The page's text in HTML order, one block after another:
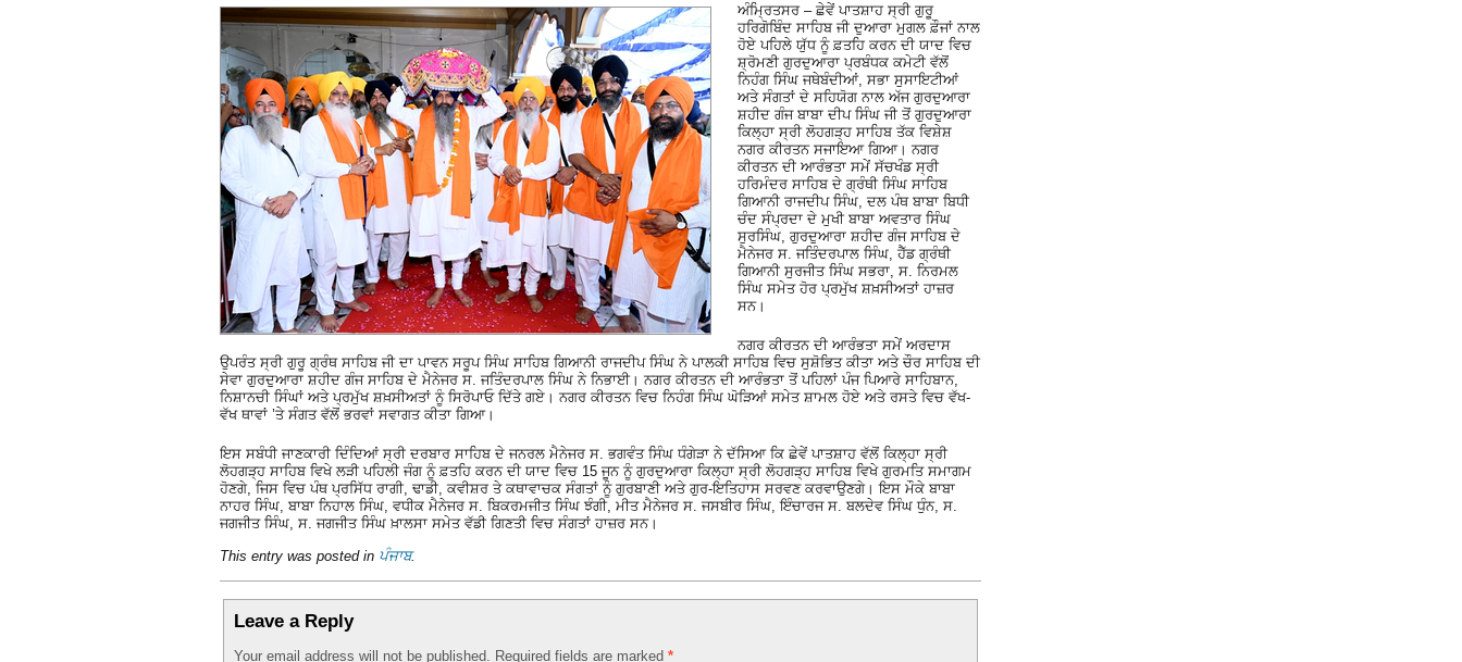
ਅੰਮ੍ਰਿਤਸਰ – ਛੇਵੇਂ ਪਾਤਸ਼ਾਹ ਸ੍ਰੀ ਗੁਰੂ
ਹਰਿਗੋਬਿੰਦ ਸਾਹਿਬ ਜੀ ਦੁਆਰਾ ਮੁਗਲ ਫ਼ੌਜਾਂ ਨਾਲ
ਹੋਏ ਪਹਿਲੇ ਯੁੱਧ ਨੂੰ ਫ਼ਤਹਿ ਕਰਨ ਦੀ ਯਾਦ ਵਿਚ
ਸ਼੍ਰੋਮਣੀ ਗੁਰਦੁਆਰਾ ਪ੍ਰਬੰਧਕ ਕਮੇਟੀ ਵੱਲੋਂ
ਨਿਹੰਗ ਸਿੰਘ ਜਥੇਬੰਦੀਆਂ, ਸਭਾ ਸੁਸਾਇਟੀਆਂ
ਅਤੇ ਸੰਗਤਾਂ ਦੇ ਸਹਿਯੋਗ ਨਾਲ ਅੱਜ ਗੁਰਦੁਆਰਾ
ਸ਼ਹੀਦ ਗੰਜ ਬਾਬਾ ਦੀਪ ਸਿੰਘ ਜੀ ਤੋਂ ਗੁਰਦੁਆਰਾ
ਕਿਲ੍ਹਾ ਸ੍ਰੀ ਲੋਹਗੜ੍ਹ ਸਾਹਿਬ ਤੱਕ ਵਿਸ਼ੇਸ਼
ਨਗਰ ਕੀਰਤਨ ਸਜਾਇਆ ਗਿਆ। ਨਗਰ
ਕੀਰਤਨ ਦੀ ਆਰੰਭਤਾ ਸਮੇਂ ਸੱਚਖੰਡ ਸ੍ਰੀ
ਹਰਿਮੰਦਰ ਸਾਹਿਬ ਦੇ ਗ੍ਰੰਥੀ ਸਿੰਘ ਸਾਹਿਬ
ਗਿਆਨੀ ਰਾਜਦੀਪ ਸਿੰਘ, ਦਲ ਪੰਥ ਬਾਬਾ ਬਿਧੀ
ਚੰਦ ਸੰਪ੍ਰਦਾ ਦੇ ਮੁਖੀ ਬਾਬਾ ਅਵਤਾਰ ਸਿੰਘ
ਸੁਰਸਿੰਘ, ਗੁਰਦੁਆਰਾ ਸ਼ਹੀਦ ਗੰਜ ਸਾਹਿਬ ਦੇ
ਮੈਨੇਜਰ ਸ. ਜਤਿੰਦਰਪਾਲ ਸਿੰਘ, ਹੈੱਡ ਗ੍ਰੰਥੀ
ਗਿਆਨੀ ਸੁਰਜੀਤ ਸਿੰਘ ਸਭਰਾ, ਸ. ਨਿਰਮਲ
ਸਿੰਘ ਸਮੇਤ ਹੋਰ ਪ੍ਰਮੁੱਖ ਸ਼ਖ਼ਸੀਅਤਾਂ ਹਾਜ਼ਰ
ਸਨ।
ਨਗਰ ਕੀਰਤਨ ਦੀ ਆਰੰਭਤਾ ਸਮੇਂ ਅਰਦਾਸ
ਉਪਰੰਤ ਸ੍ਰੀ ਗੁਰੂ ਗ੍ਰੰਥ ਸਾਹਿਬ ਜੀ ਦਾ ਪਾਵਨ ਸਰੂਪ ਸਿੰਘ ਸਾਹਿਬ ਗਿਆਨੀ ਰਾਜਦੀਪ ਸਿੰਘ ਨੇ ਪਾਲਕੀ ਸਾਹਿਬ ਵਿਚ ਸੁਸ਼ੋਭਿਤ ਕੀਤਾ ਅਤੇ ਚੌਰ ਸਾਹਿਬ ਦੀ
ਸੇਵਾ ਗੁਰਦੁਆਰਾ ਸ਼ਹੀਦ ਗੰਜ ਸਾਹਿਬ ਦੇ ਮੈਨੇਜਰ ਸ. ਜਤਿੰਦਰਪਾਲ ਸਿੰਘ ਨੇ ਨਿਭਾਈ। ਨਗਰ ਕੀਰਤਨ ਦੀ ਆਰੰਭਤਾ ਤੋਂ ਪਹਿਲਾਂ ਪੰਜ ਪਿਆਰੇ ਸਾਹਿਬਾਨ,
ਨਿਸ਼ਾਨਚੀ ਸਿੰਘਾਂ ਅਤੇ ਪ੍ਰਮੁੱਖ ਸ਼ਖ਼ਸੀਅਤਾਂ ਨੂੰ ਸਿਰੋਪਾਓ ਦਿੱਤੇ ਗਏ। ਨਗਰ ਕੀਰਤਨ ਵਿਚ ਨਿਹੰਗ ਸਿੰਘ ਘੋੜਿਆਂ ਸਮੇਤ ਸ਼ਾਮਲ ਹੋਏ ਅਤੇ ਰਸਤੇ ਵਿਚ ਵੱਖ-
ਵੱਖ ਥਾਵਾਂ ’ਤੇ ਸੰਗਤ ਵੱਲੋਂ ਭਰਵਾਂ ਸਵਾਗਤ ਕੀਤਾ ਗਿਆ।
ਇਸ ਸਬੰਧੀ ਜਾਣਕਾਰੀ ਦਿੰਦਿਆਂ ਸ੍ਰੀ ਦਰਬਾਰ ਸਾਹਿਬ ਦੇ ਜਨਰਲ ਮੈਨੇਜਰ ਸ. ਭਗਵੰਤ ਸਿੰਘ ਧੰਗੇੜਾ ਨੇ ਦੱਸਿਆ ਕਿ ਛੇਵੇਂ ਪਾਤਸ਼ਾਹ ਵੱਲੋਂ ਕਿਲ੍ਹਾ ਸ੍ਰੀ
ਲੋਹਗੜ੍ਹ ਸਾਹਿਬ ਵਿਖੇ ਲੜੀ ਪਹਿਲੀ ਜੰਗ ਨੂੰ ਫ਼ਤਹਿ ਕਰਨ ਦੀ ਯਾਦ ਵਿਚ 15 ਜੂਨ ਨੂੰ ਗੁਰਦੁਆਰਾ ਕਿਲ੍ਹਾ ਸ੍ਰੀ ਲੋਹਗੜ੍ਹ ਸਾਹਿਬ ਵਿਖੇ ਗੁਰਮਤਿ ਸਮਾਗਮ
ਹੋਣਗੇ, ਜਿਸ ਵਿਚ ਪੰਥ ਪ੍ਰਸਿੱਧ ਰਾਗੀ, ਢਾਡੀ, ਕਵੀਸ਼ਰ ਤੇ ਕਥਾਵਾਚਕ ਸੰਗਤਾਂ ਨੂੰ ਗੁਰਬਾਣੀ ਅਤੇ ਗੁਰ-ਇਤਿਹਾਸ ਸਰਵਣ ਕਰਵਾਉਣਗੇ। ਇਸ ਮੌਕੇ ਬਾਬਾ
ਨਾਹਰ ਸਿੰਘ, ਬਾਬਾ ਨਿਹਾਲ ਸਿੰਘ, ਵਧੀਕ ਮੈਨੇਜਰ ਸ. ਬਿਕਰਮਜੀਤ ਸਿੰਘ ਝੰਗੀ, ਮੀਤ ਮੈਨੇਜਰ ਸ. ਜਸਬੀਰ ਸਿੰਘ, ਇੰਚਾਰਜ ਸ. ਬਲਦੇਵ ਸਿੰਘ ਧੁੰਨ, ਸ.
ਜਗਜੀਤ ਸਿੰਘ, ਸ. ਜਗਜੀਤ ਸਿੰਘ ਖ਼ਾਲਸਾ ਸਮੇਤ ਵੱਡੀ ਗਿਣਤੀ ਵਿਚ ਸੰਗਤਾਂ ਹਾਜ਼ਰ ਸਨ।
This entry was posted in ਪੰਜਾਬ.
Leave a Reply
Your email address will not be published. Required fields are marked *